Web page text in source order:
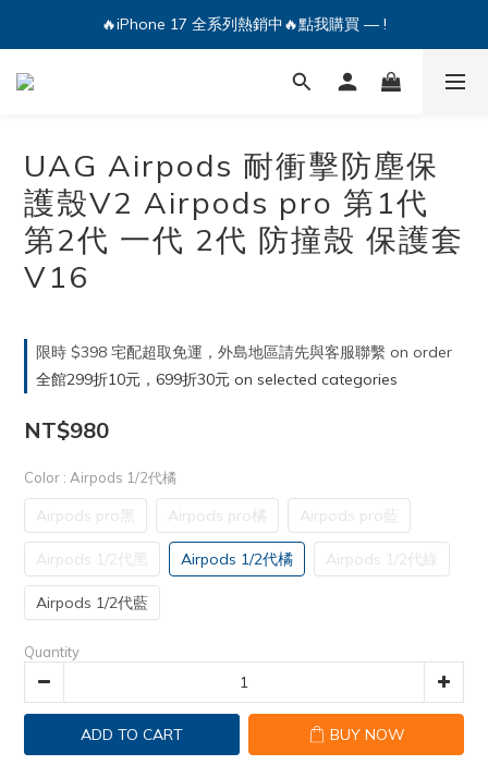
🔥iPhone 17 全系列熱銷中🔥點我購買 — !
🔥iPhone 17 全系列熱銷中🔥點我購買 — !
💕加入Q哥 Line 新好友領優惠券！🎫
UAG Airpods 耐衝擊防塵保
護殼V2 Airpods pro 第1代
第2代 一代 2代 防撞殼 保護套
V16
限時 $398 宅配超取免運，外島地區請先與客服聯繫 on order
全館299折10元，699折30元 on selected categories
NT$980
Color : Airpods 1/2代橘
Airpods pro黑 Airpods pro橘 Airpods pro藍
Airpods 1/2代黑 Airpods 1/2代橘 Airpods 1/2代綠
Airpods 1/2代藍
Quantity
ADD TO CART BUY NOW